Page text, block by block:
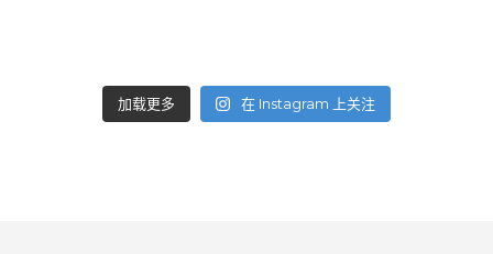
加载更多 在 Instagram 上关注